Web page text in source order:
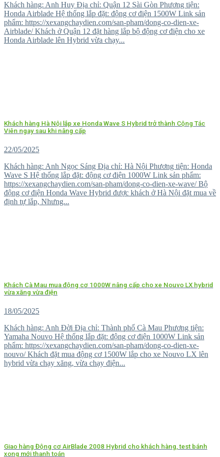
Khách hàng: Anh Huy Địa chỉ: Quận 12 Sài Gòn Phương tiện:
Honda Airblade Hệ thống lắp đặt: động cơ điện 1500W Link sản
phẩm: https://xexangchaydien.com/san-pham/dong-co-dien-xe-
Airblade/ Khách ở Quận 12 đặt hàng lắp bộ động cơ điện cho xe
Honda Airblade lên Hybrid vừa chạy...
Khách hàng Hà Nội lắp xe Honda Wave S Hybrid trở thành Cộng Tác
Viên ngay sau khi nâng cấp
22/05/2025
Khách hàng: Anh Ngọc Sáng Địa chỉ: Hà Nội Phương tiện: Honda
Wave S Hệ thống lắp đặt: động cơ điện 1000W Link sản phẩm:
https://xexangchaydien.com/san-pham/dong-co-dien-xe-wave/ Bộ
động cơ điện Honda Wave Hybrid được khách ở Hà Nội đặt mua về
định tự lắp, Nhưng...
Khách Cà Mau mua động cơ 1000W nâng cấp cho xe Nouvo LX hybrid
vừa xăng vừa điện
18/05/2025
Khách hàng: Anh Đời Địa chỉ: Thành phố Cà Mau Phương tiện:
Yamaha Nouvo Hệ thống lắp đặt: động cơ điện 1000W Link sản
phẩm: https://xexangchaydien.com/san-pham/dong-co-dien-xe-
nouvo/ Khách đặt mua động cơ 1500W lắp cho xe Nouvo LX lên
hybrid vừa chạy xăng, vừa chạy điện...
Giao hàng Động cơ AirBlade 2008 Hybrid cho khách hàng, test bánh
xong mới thanh toán